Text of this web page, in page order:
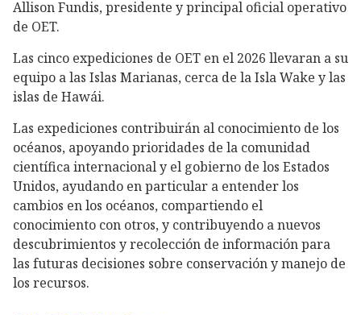
Allison Fundis, presidente y principal oficial operativo
de OET.
Las cinco expediciones de OET en el 2026 llevaran a su
equipo a las Islas Marianas, cerca de la Isla Wake y las
islas de Hawái.
Las expediciones contribuirán al conocimiento de los
océanos, apoyando prioridades de la comunidad
científica internacional y el gobierno de los Estados
Unidos, ayudando en particular a entender los
cambios en los océanos, compartiendo el
conocimiento con otros, y contribuyendo a nuevos
descubrimientos y recolección de información para
las futuras decisiones sobre conservación y manejo de
los recursos.